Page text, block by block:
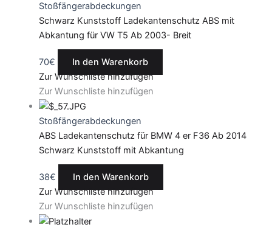
Stoßfängerabdeckungen
Schwarz Kunststoff Ladekantenschutz ABS mit
Abkantung für VW T5 Ab 2003- Breit
70€
In den Warenkorb
Zur Wunschliste hinzufügen
Zur Wunschliste hinzufügen
Stoßfängerabdeckungen
ABS Ladekantenschutz für BMW 4 er F36 Ab 2014
Schwarz Kunststoff mit Abkantung
38€
In den Warenkorb
Zur Wunschliste hinzufügen
Zur Wunschliste hinzufügen